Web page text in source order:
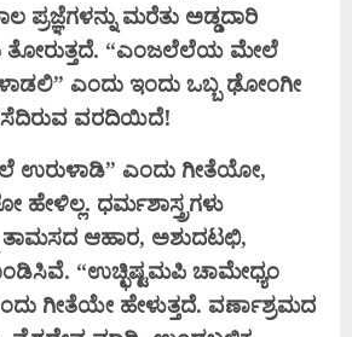
ಪ್ರಜ್ಞೆಗಳನ್ನು ಮರೆತು ಅಡ್ಡದಾರಿ
ತೋರುತ್ತದೆ. “ಎಂಜಲೆಲೆಯ ಮೇಲೆ
ಎಂದು ಇಂದು ಒಬ್ಬ ಢೋಂಗೀ
ವರದಿಯಿದೆ!
ಎಂದು ಗೀತೆಯೋ,
ಹೇಳಿಲ್ಲ. ಧರ್ಮಶಾಸ್ತ್ರಗಳು
ತಾಮಸದ ಆಹಾರ, ಅಶುದಟಛಿ,
“ಉಚ್ಛಿಷ್ಟಮಪಿ ಚಾಮೇಧ್ಯಂ
ಗೀತೆಯೇ ಹೇಳುತ್ತದೆ. ವರ್ಣಾಶ್ರಮದ